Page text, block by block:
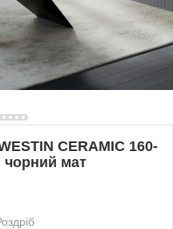
CERAMIC 160-
чорний мат